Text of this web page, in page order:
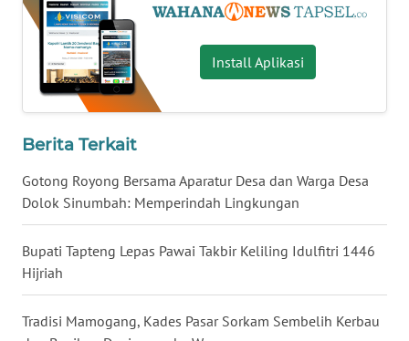
Install Aplikasi
Berita Terkait
Gotong Royong Bersama Aparatur Desa dan Warga Desa
Dolok Sinumbah: Memperindah Lingkungan
Bupati Tapteng Lepas Pawai Takbir Keliling Idulfitri 1446
Hijriah
Tradisi Mamogang, Kades Pasar Sorkam Sembelih Kerbau
TOBA
WN
NIAS
LANGKAT
WN
WN
LESUNG